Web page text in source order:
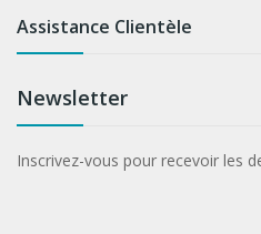
Assistance Clientèle
Newsletter
Inscrivez-vous pour recevoir les